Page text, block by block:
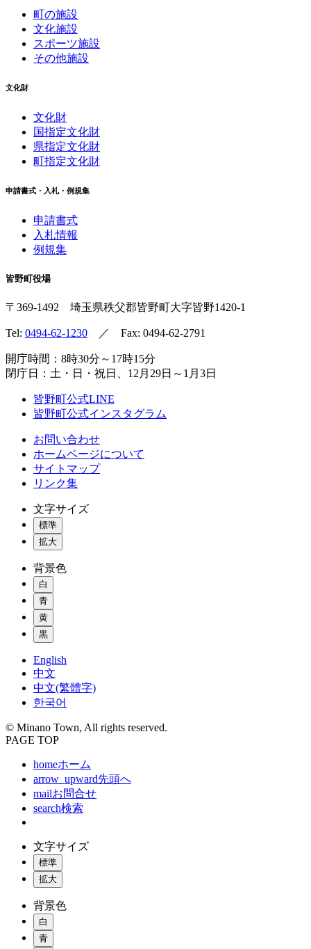
町の施設
文化施設
スポーツ施設
その他施設
文化財
文化財
国指定文化財
県指定文化財
町指定文化財
申請書式・入札・例規集
申請書式
入札情報
例規集
皆野町役場
〒369-1492 埼玉県秩父郡皆野町 大字皆野1420-1
Tel: 0494-62-1230 ／ Fax: 0494-62-2791
開庁時間：8時30分～17時15分
閉庁日：土・日・祝日、12月29日～1月3日
皆野町公式LINE
皆野町公式インスタグラム
お問い合わせ
ホームページについて
サイトマップ
リンク集
文字サイズ
標準
拡大
背景色
白
青
黄
黒
English
中文
中文(繁體字)
한국어
© Minano Town, All rights reserved.
PAGE TOP
homeホーム
arrow_upward先頭へ
mailお問合せ
search検索
文字サイズ
標準
拡大
背景色
白
青